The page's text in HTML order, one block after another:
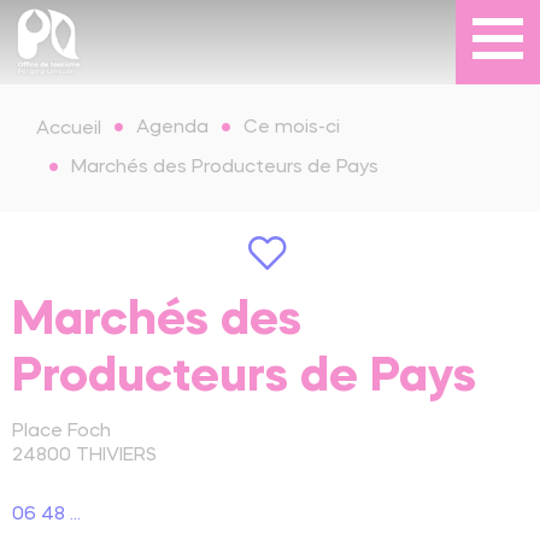
Accueil Agenda Ce mois-ci
Marchés des Producteurs de Pays
Marchés des
Producteurs de Pays
Place Foch
24800
THIVIERS
06 48 ...